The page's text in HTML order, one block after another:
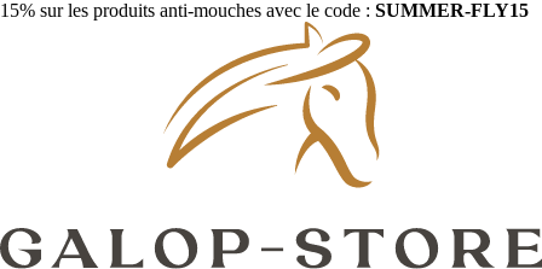
15% sur les produits anti-mouches avec le code : SUMMER-FLY15